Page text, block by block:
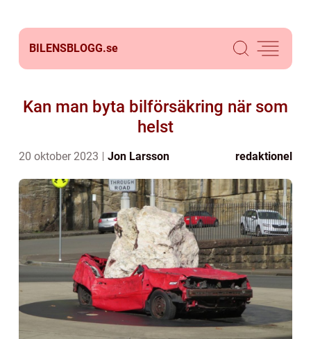
BILENSBLOGG.se
Kan man byta bilförsäkring när som
helst
20 oktober 2023 Jon Larsson redaktionel